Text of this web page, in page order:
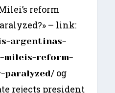
reform
– link:
argentinas-
mileis-reform-
/ og
rejects president